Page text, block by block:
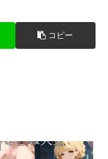
コピー